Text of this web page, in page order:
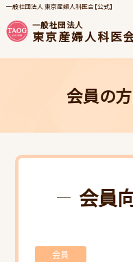
一般社団法人 東京産婦人科医会【公式】
一般社団法人
東京産婦人科医
会員の
会員
会員